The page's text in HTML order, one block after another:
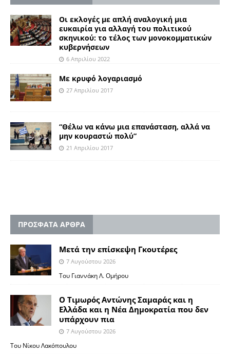
Οι εκλογές με απλή αναλογική μια
ευκαιρία για αλλαγή του πολιτικού
σκηνικού: το τέλος των μονοκομματικών
κυβερνήσεων
6 Απριλίου 2022
Με κρυφό λογαριασμό
27 Απριλίου 2017
“Θέλω να κάνω μια επανάσταση, αλλά να
μην κουραστώ πολύ”
21 Απριλίου 2017
ΠΡΟΣΦΑΤΑ ΑΡΘΡΑ
Μετά την επίσκεψη Γκουτέρες
7 Αυγούστου 2026
Του Γιαννάκη Λ. Ομήρου
Ο Τιμωρός Αντώνης Σαμαράς και η
Ελλάδα και η Νέα Δημοκρατία που δεν
υπάρχουν πια
7 Αυγούστου 2026
Του Νίκου Λακόπουλου